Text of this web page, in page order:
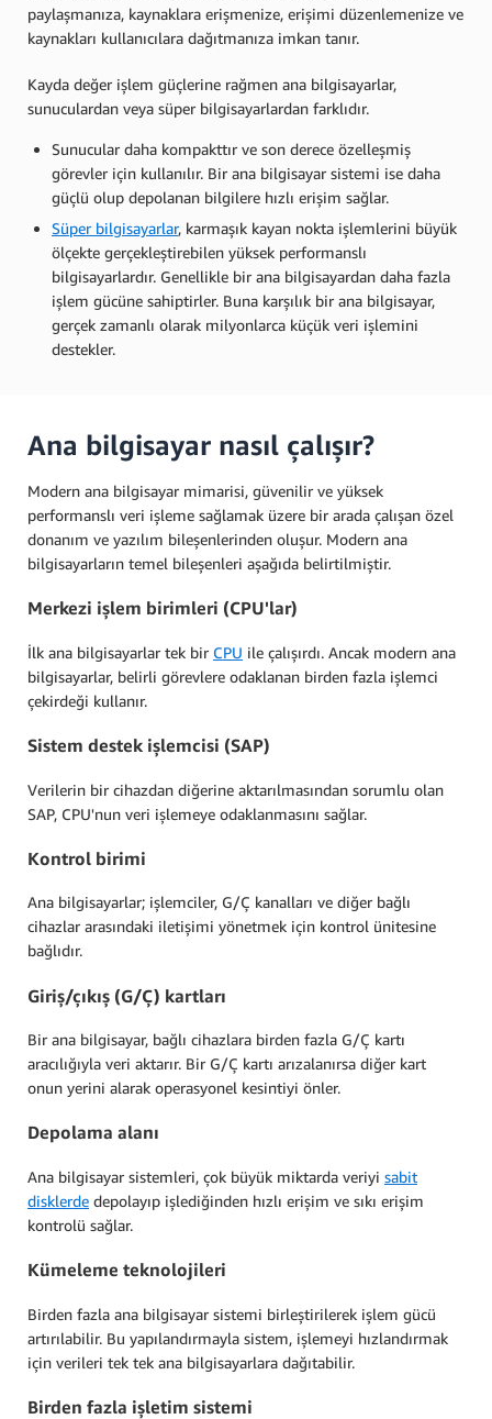
paylaşmanıza, kaynaklara erişmenize, erişimi düzenlemenize ve
kaynakları kullanıcılara dağıtmanıza imkan tanır.
Kayda değer işlem güçlerine rağmen ana bilgisayarlar,
sunuculardan veya süper bilgisayarlardan farklıdır.
Sunucular daha kompakttır ve son derece özelleşmiş
görevler için kullanılır. Bir ana bilgisayar sistemi ise daha
güçlü olup depolanan bilgilere hızlı erişim sağlar.
Süper bilgisayarlar, karmaşık kayan nokta işlemlerini büyük
ölçekte gerçekleştirebilen yüksek performanslı
bilgisayarlardır. Genellikle bir ana bilgisayardan daha fazla
işlem gücüne sahiptirler. Buna karşılık bir ana bilgisayar,
gerçek zamanlı olarak milyonlarca küçük veri işlemini
destekler.
Ana bilgisayar nasıl çalışır?
Modern ana bilgisayar mimarisi, güvenilir ve yüksek
performanslı veri işleme sağlamak üzere bir arada çalışan özel
donanım ve yazılım bileşenlerinden oluşur. Modern ana
bilgisayarların temel bileşenleri aşağıda belirtilmiştir.
Merkezi işlem birimleri (CPU'lar)
İlk ana bilgisayarlar tek bir CPU ile çalışırdı. Ancak modern ana
bilgisayarlar, belirli görevlere odaklanan birden fazla işlemci
çekirdeği kullanır.
Sistem destek işlemcisi (SAP)
Verilerin bir cihazdan diğerine aktarılmasından sorumlu olan
SAP, CPU'nun veri işlemeye odaklanmasını sağlar.
Kontrol birimi
Ana bilgisayarlar; işlemciler, G/Ç kanalları ve diğer bağlı
cihazlar arasındaki iletişimi yönetmek için kontrol ünitesine
bağlıdır.
Giriş/çıkış (G/Ç) kartları
Bir ana bilgisayar, bağlı cihazlara birden fazla G/Ç kartı
aracılığıyla veri aktarır. Bir G/Ç kartı arızalanırsa diğer kart
onun yerini alarak operasyonel kesintiyi önler.
Depolama alanı
Ana bilgisayar sistemleri, çok büyük miktarda veriyi sabit
disklerde depolayıp işlediğinden hızlı erişim ve sıkı erişim
kontrolü sağlar.
Kümeleme teknolojileri
Birden fazla ana bilgisayar sistemi birleştirilerek işlem gücü
artırılabilir. Bu yapılandırmayla sistem, işlemeyi hızlandırmak
için verileri tek tek ana bilgisayarlara dağıtabilir.
Birden fazla işletim sistemi